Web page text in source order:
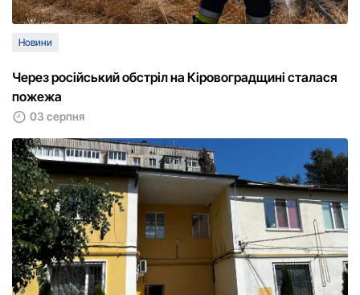
Новини
Через російський обстріл на Кіровоградщині сталася
пожежа
03 серпня